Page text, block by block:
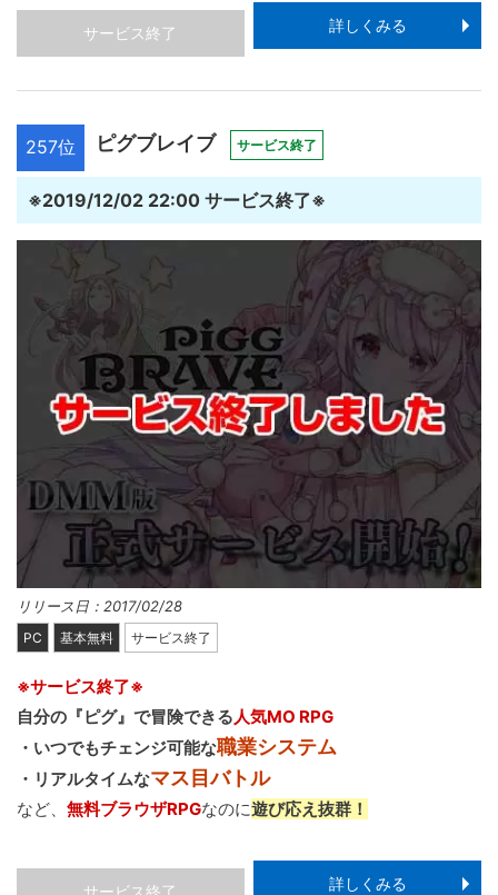
サービス終了 詳しくみる
257位 ピグブレイブ サービス終了
※2019/12/02 22:00 サービス終了※
リリース日：2017/02/28
PC 基本無料 サービス終了
※サービス終了※
自分の『ピグ』で冒険できる人気MO RPG
・いつでもチェンジ可能な職業システム
・リアルタイムなマス目バトル
など、 無料ブラウザRPGなのに遊び応え抜群！
詳しくみる